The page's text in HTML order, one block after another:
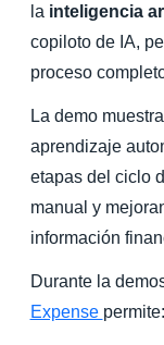
la inteligencia
copiloto de IA,
proceso
La demo
aprendizaje
etapas del ciclo
manual y
información
Durante la
Expense permite: